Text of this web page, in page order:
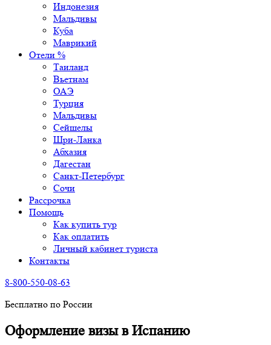
Индонезия
Мальдивы
Куба
Маврикий
Отели %
Таиланд
Вьетнам
ОАЭ
Турция
Мальдивы
Сейшелы
Шри-Ланка
Абхазия
Дагестан
Санкт-Петербург
Сочи
Рассрочка
Помощь
Как купить тур
Как оплатить
Личный кабинет туриста
Контакты
8-800-550-08-63
Бесплатно по России
Оформление визы в Испанию